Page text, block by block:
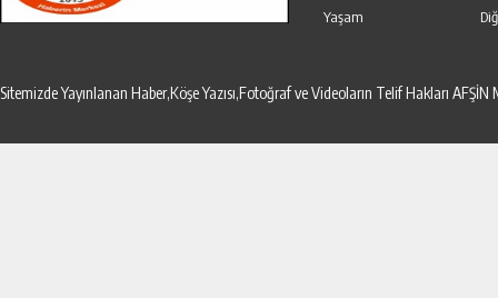
Yaşam
Sitemizde Yayınlanan Haber,Köşe Yazısı,Fotoğraf ve Videoların Telif Hakları